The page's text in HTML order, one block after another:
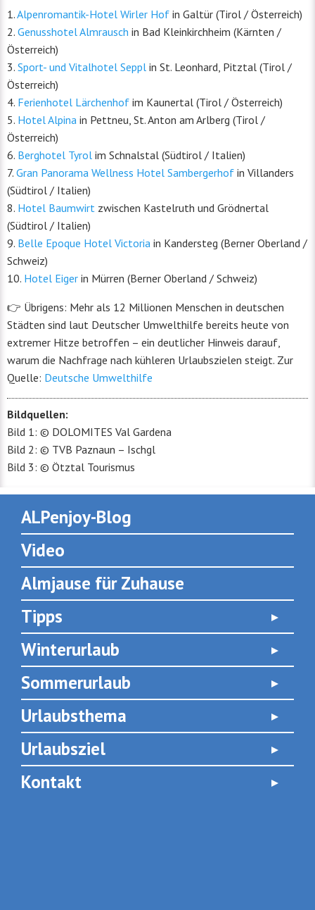
1.Alpenromantik-Hotel Wirler Hof in Galtür (Tirol / Österreich)
2. Genusshotel Almrausch in Bad Kleinkirchheim (Kärnten /
Österreich)
3. Sport- und Vitalhotel Seppl in St. Leonhard, Pitztal (Tirol /
Österreich)
4. Ferienhotel Lärchenhof im Kaunertal (Tirol / Österreich)
5. Hotel Alpina in Pettneu, St. Anton am Arlberg (Tirol /
Österreich)
6. Berghotel Tyrol im Schnalstal (Südtirol / Italien)
7. Gran Panorama Wellness Hotel Sambergerhof in Villanders
(Südtirol / Italien)
8. Hotel Baumwirt zwischen Kastelruth und Grödnertal
(Südtirol / Italien)
9. Belle Epoque Hotel Victoria in Kandersteg (Berner Oberland /
Schweiz)
10. Hotel Eiger in Mürren (Berner Oberland / Schweiz)
👉 Übrigens: Mehr als 12 Millionen Menschen in deutschen
Städten sind laut Deutscher Umwelthilfe bereits heute von
extremer Hitze betroffen – ein deutlicher Hinweis darauf,
warum die Nachfrage nach kühleren Urlaubszielen steigt. Zur
Quelle: Deutsche Umwelthilfe
Bildquellen:
Bild 1: © DOLOMITES Val Gardena
Bild 2: © TVB Paznaun – Ischgl
Bild 3: © Ötztal Tourismus
ALPenjoy-Blog
Video
Almjause für Zuhause
Tipps
Winterurlaub
Sommerurlaub
Urlaubsthema
Urlaubsziel
Kontakt